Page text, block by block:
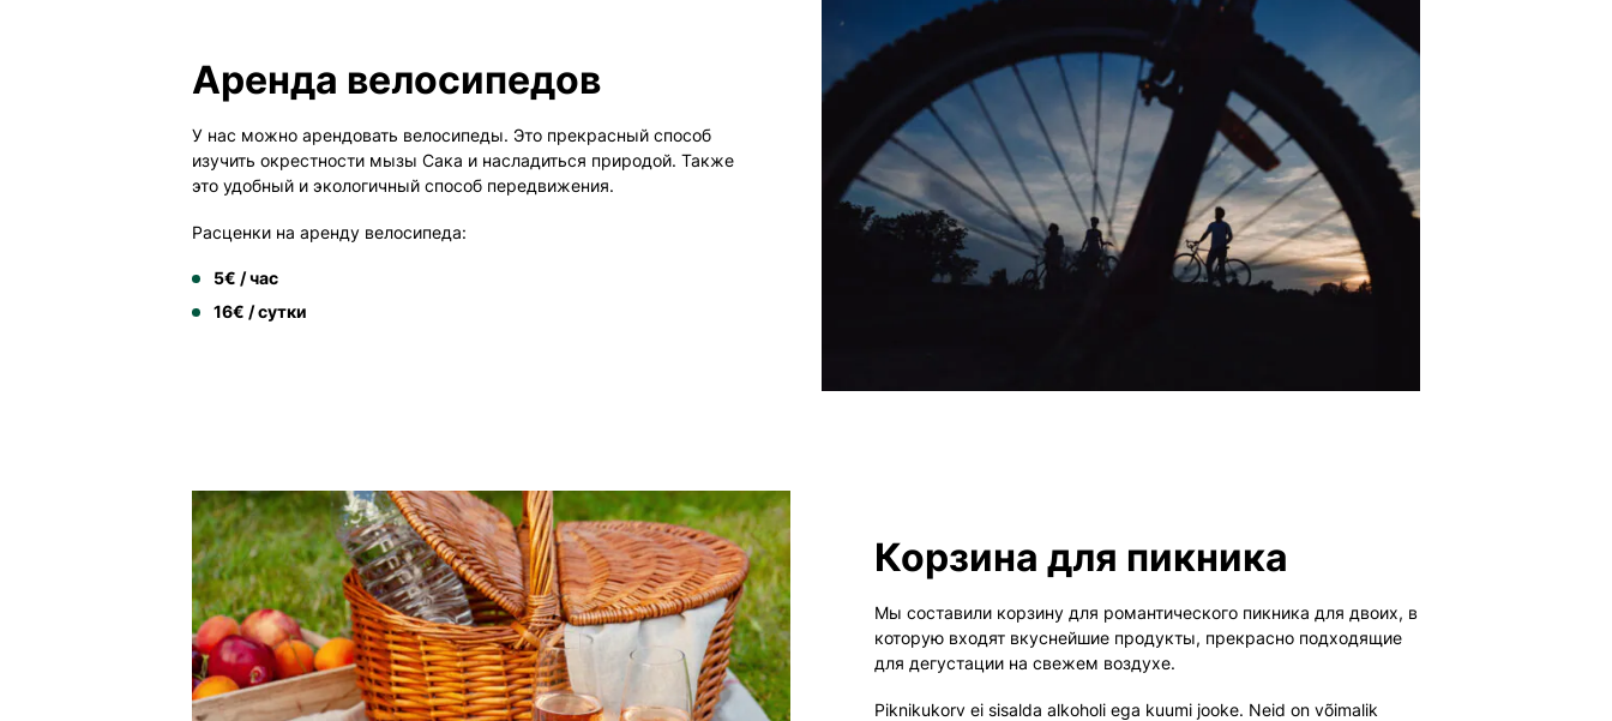
Аренда велосипедов
У нас можно арендовать велосипеды. Это прекрасный способ
изучить окрестности мызы Сака и насладиться природой. Также
это удобный и экологичный способ передвижения.
Расценки на аренду велосипеда:
5€ / час
16€ / сутки
Корзина для пикника
Мы составили корзину для романтического пикника для двоих, в
которую входят вкуснейшие продукты, прекрасно подходящие
для дегустации на свежем воздухе.
Piknikukorv ei sisalda alkoholi ega kuumi jooke. Neid on võimalik